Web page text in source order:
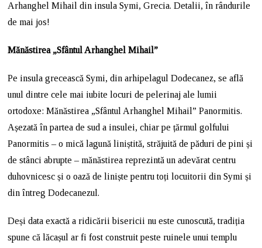
Arhanghel Mihail din insula Symi, Grecia. Detalii, în rândurile
de mai jos!
Mănăstirea „Sfântul Arhanghel Mihail”
Pe insula grecească Symi, din arhipelagul Dodecanez, se află
unul dintre cele mai iubite locuri de pelerinaj ale lumii
ortodoxe: Mănăstirea „Sfântul Arhanghel Mihail” Panormitis.
Așezată în partea de sud a insulei, chiar pe țărmul golfului
Panormitis – o mică lagună liniștită, străjuită de păduri de pini și
de stânci abrupte – mănăstirea reprezintă un adevărat centru
duhovnicesc și o oază de liniște pentru toți locuitorii din Symi și
din întreg Dodecanezul.
Deși data exactă a ridicării bisericii nu este cunoscută, tradiția
spune că lăcașul ar fi fost construit peste ruinele unui templu